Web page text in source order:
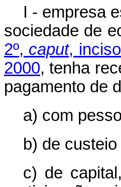
I - empresa
sociedade de
2º, caput,
2000, tenha
pagamento de
a) com
b) de
c) de